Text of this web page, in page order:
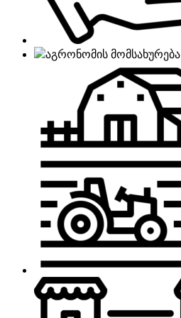
აგრონომის მომსახურება